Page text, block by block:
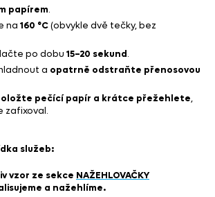
papírem.
na 160 °C(obvykle dvě tečky, bez
po dobu 15–20 sekund.
a opatrně odstraňte přenosovou
pečící papír a krátce přežehlete,
zafixoval.
služeb:
vzor ze sekce NAŽEHLOVAČKY
a nažehlíme.